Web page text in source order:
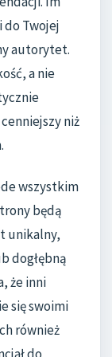
Twojej
autorytet.
a nie
niż
wszystkim
będą
unikalny,
dogłębną
że inni
się swoimi
również